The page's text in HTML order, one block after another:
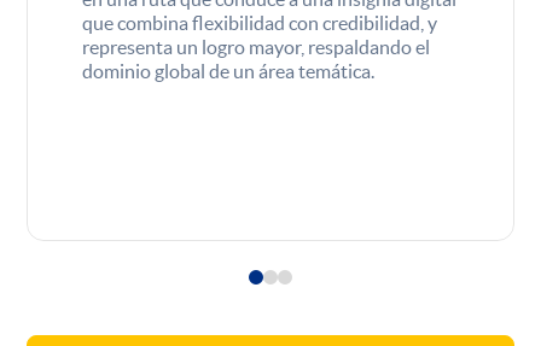
que combina flexibilidad con credibilidad, y
representa un logro mayor, respaldando el
dominio global de un área temática.